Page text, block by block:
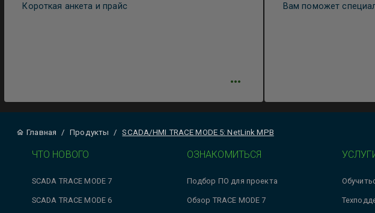
Короткая анкета и прайс Вам поможет
Главная / Продукты / SCADA/HMI TRACE MODE 5: NetLink МРВ
ЧТО НОВОГО
SCADA TRACE MODE 7
SCADA TRACE MODE 6
ОЗНАКОМИТЬСЯ
Подбор ПО для проекта
Обзор TRACE MODE 7